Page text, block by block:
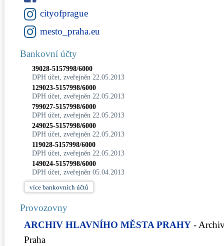
cityofprague
mesto_praha.eu
Bankovní účty
39028-5157998/6000
DPH účet, zveřejněn 22.05.2013
129023-5157998/6000
DPH účet, zveřejněn 22.05.2013
799027-5157998/6000
DPH účet, zveřejněn 22.05.2013
249025-5157998/6000
DPH účet, zveřejněn 22.05.2013
119028-5157998/6000
DPH účet, zveřejněn 22.05.2013
149024-5157998/6000
DPH účet, zveřejněn 05.04.2013
více bankovních účtů
Provozovny
ARCHIV HLAVNÍHO MĚSTA PRAHY -
Praha